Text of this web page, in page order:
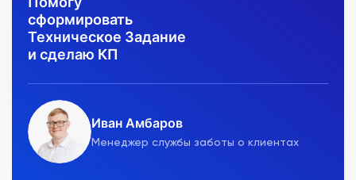
сформировать
Техническое Задание
и сделаю КП
Иван Амбаров
Менеджер службы заботы о клиентах